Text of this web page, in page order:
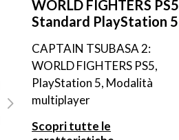
WORLD FIGHTERS PS5
Standard PlayStation 5
CAPTAIN TSUBASA 2:
WORLD FIGHTERS PS5,
PlayStation 5, Modalità
multiplayer
Scopri tutte le